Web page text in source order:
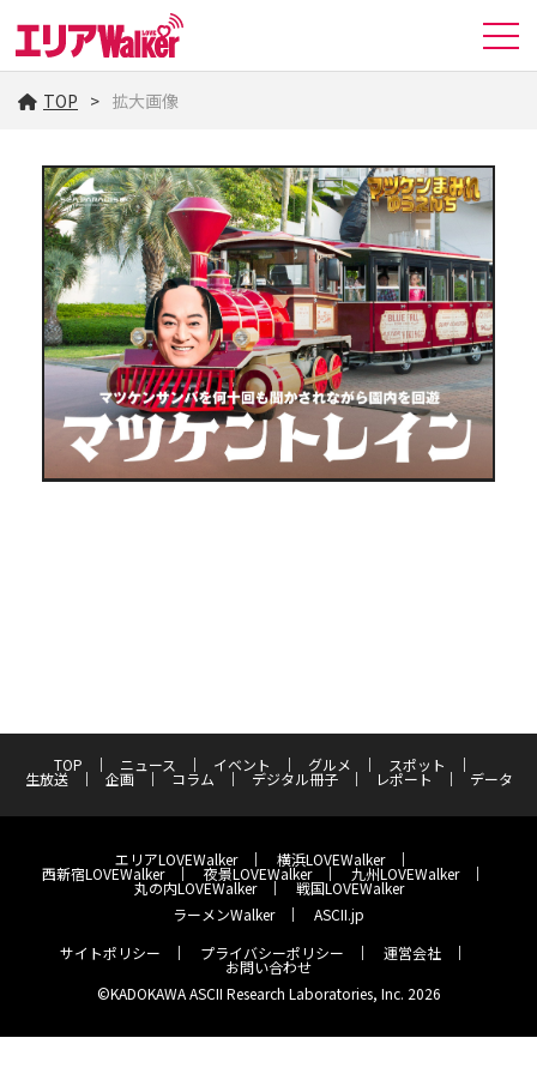
TOP 拡大画像
TOP ニュース イベント グルメ スポット
生放送 企画 コラム デジタル冊子 レポート データ
エリアLOVEWalker 横浜LOVEWalker
西新宿LOVEWalker 夜景LOVEWalker 九州LOVEWalker
丸の内LOVEWalker
戦国LOVEWalker
ラーメンWalker
ASCII.jp
サイトポリシー
プライバシーポリシー 運営会社
お問い合わせ
©KADOKAWA ASCII Research Laboratories, Inc. 2026